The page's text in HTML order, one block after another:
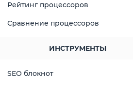
Рейтинг процессоров
Сравнение процессоров
ИНСТРУМЕНТЫ
SEO блокнот